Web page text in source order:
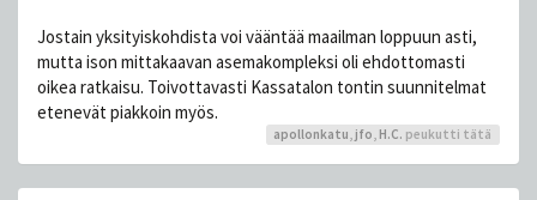
Jostain yksityiskohdista voi vääntää maailman loppuun asti,
mutta ison mittakaavan asemakompleksi oli ehdottomasti
oikea ratkaisu. Toivottavasti Kassatalon tontin suunnitelmat
etenevät piakkoin myös.
apollonkatu jfo H.C. peukutti tätä